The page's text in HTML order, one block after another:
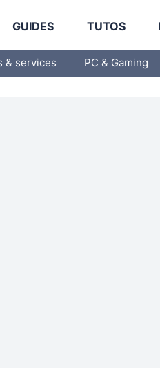
GUIDES TUTOS
& services PC & Gaming